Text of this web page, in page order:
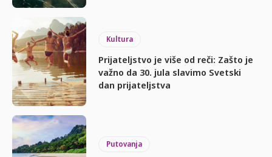
Kultura
Prijateljstvo je više od reči: Zašto je
važno da 30. jula slavimo Svetski
dan prijateljstva
Putovanja